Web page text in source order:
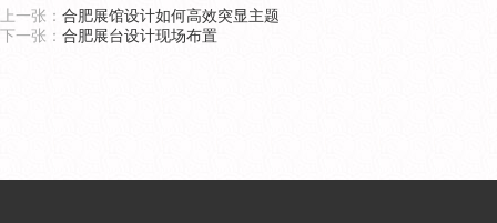
上一张： 合肥展馆设计如何高效突显主题
下一张： 合肥展台设计现场布置